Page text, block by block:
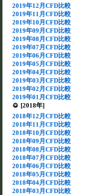
2019年12月CFD比較
2019年11月CFD比較
2019年10月CFD比較
2019年09月CFD比較
2019年08月CFD比較
2019年07月CFD比較
2019年06月CFD比較
2019年05月CFD比較
2019年04月CFD比較
2019年03月CFD比較
2019年02月CFD比較
2019年01月CFD比較
[2018年]
2018年12月CFD比較
2018年11月CFD比較
2018年10月CFD比較
2018年09月CFD比較
2018年08月CFD比較
2018年07月CFD比較
2018年06月CFD比較
2018年05月CFD比較
2018年04月CFD比較
2018年03月CFD比較